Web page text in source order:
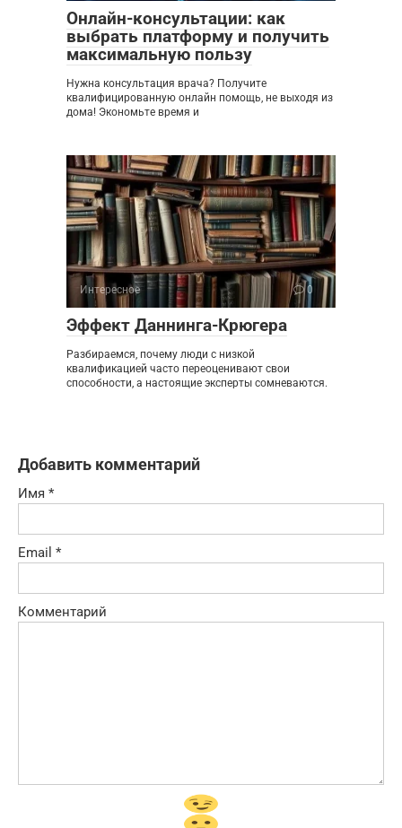
Онлайн-консультации: как
выбрать платформу и получить
максимальную пользу
Нужна консультация врача? Получите
квалифицированную онлайн помощь, не выходя из
дома! Экономьте время и
Интересное 0
Эффект Даннинга-Крюгера
Разбираемся, почему люди с низкой
квалификацией часто переоценивают свои
способности, а настоящие эксперты сомневаются.
Добавить комментарий
Имя *
Email *
Комментарий